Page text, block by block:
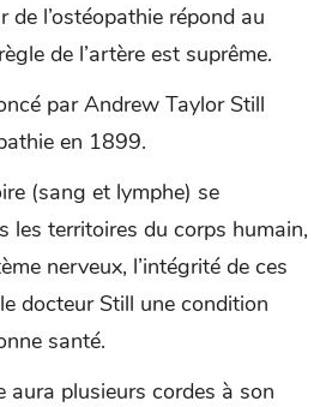
de l’ostéopathie répond au
de l’artère est suprême.
par Andrew Taylor Still
en 1899.
(sang et lymphe) se
les territoires du corps humain,
nerveux, l’intégrité de ces
docteur Still une condition
santé.
aura plusieurs cordes à son